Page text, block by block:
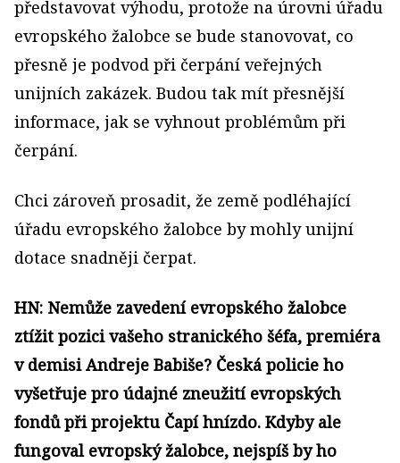
představovat výhodu, protože na úrovni úřadu
evropského žalobce se bude stanovovat, co
přesně je podvod při čerpání veřejných
unijních zakázek. Budou tak mít přesnější
informace, jak se vyhnout problémům při
čerpání.
Chci zároveň prosadit, že země podléhající
úřadu evropského žalobce by mohly unijní
dotace snadněji čerpat.
HN: Nemůže zavedení evropského žalobce
ztížit pozici vašeho stranického šéfa, premiéra
v demisi Andreje Babiše? Česká policie ho
vyšetřuje pro údajné zneužití evropských
fondů při projektu Čapí hnízdo. Kdyby ale
fungoval evropský žalobce, nejspíš by ho